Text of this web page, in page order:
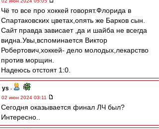
Чё то все про хоккей говорят.Флорида в
Спартаковских цветах,опять же Барков сын.
Сайт правда зависает ,да и шайба не всегда
видна.Увы,вcпоминается Виктор
Робертович,хоккей- дело молодых,лекарство
против морщин.
Надеюсь отстоят 1:0.
ys -
02 июн 2024 03:11
Сегодня оказывается финал ЛЧ был?
Интересно..